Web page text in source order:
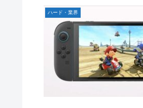
上國料萌衣ちゃん、留学中にマ
【VTuber】Google Play「選抜
実証実験都市「ウーブン・シテ
『ほの暮しの庭』Switch2版
韓国人「どうやら五輪サッカ
ハロプロ恵体ランキングTOP10
ハード・業界